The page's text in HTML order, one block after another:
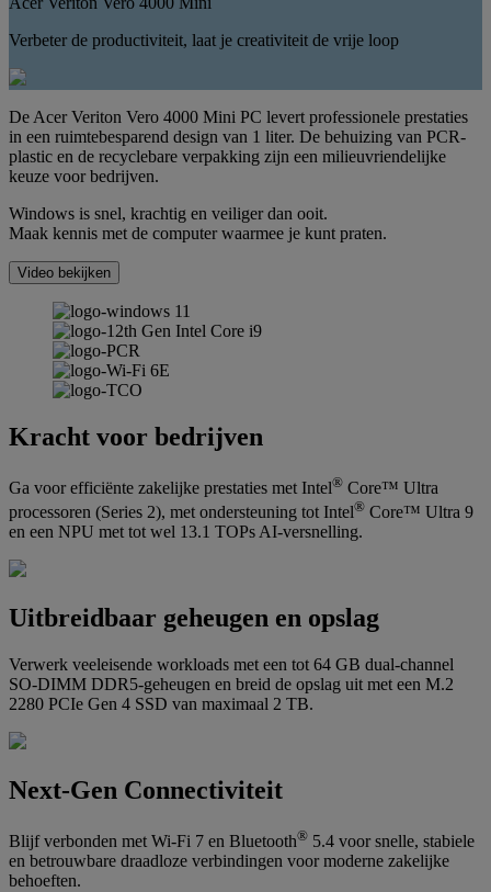
Verbeter de productiviteit, laat je creativiteit de vrije loop
De Acer Veriton Vero 4000 Mini PC levert professionele prestaties
in een ruimtebesparend design van 1 liter. De behuizing van PCR-
plastic en de recyclebare verpakking zijn een milieuvriendelijke
keuze voor bedrijven.
Windows is snel, krachtig en veiliger dan ooit.
Maak kennis met de computer waarmee je kunt praten.
Video bekijken
Kracht voor bedrijven
Ga voor efficiënte zakelijke prestaties met Intel® Core™ Ultra
processoren (Series 2), met ondersteuning tot Intel® Core™ Ultra 9
en een NPU met tot wel 13.1 TOPs AI-versnelling.
Uitbreidbaar geheugen en opslag
Verwerk veeleisende workloads met een tot 64 GB dual-channel
SO-DIMM DDR5-geheugen en breid de opslag uit met een M.2
2280 PCIe Gen 4 SSD van maximaal 2 TB.
Next-Gen Connectiviteit
Blijf verbonden met Wi-Fi 7 en Bluetooth® 5.4 voor snelle, stabiele
en betrouwbare draadloze verbindingen voor moderne zakelijke
behoeften.